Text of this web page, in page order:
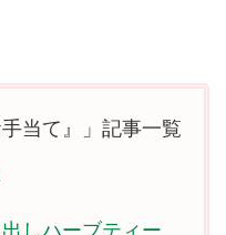
当て』」記事一覧
しハーブティー